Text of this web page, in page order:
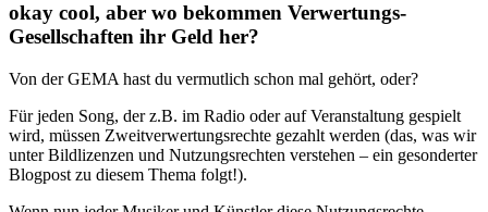
okay cool, aber wo bekommen Verwertungs-
Gesellschaften ihr Geld her?
Von der GEMA hast du vermutlich schon mal gehört, oder?
Für jeden Song, der z.B. im Radio oder auf Veranstaltung gespielt
wird, müssen Zweitverwertungsrechte gezahlt werden (das, was wir
unter Bildlizenzen und Nutzungsrechten verstehen – ein gesonderter
Blogpost zu diesem Thema folgt!).